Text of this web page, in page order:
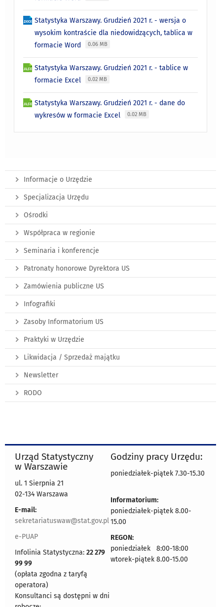
Statystyka Warszawy. Grudzień 2021 r. - wersja o
wysokim kontraście dla niedowidzących, tablica w
formacie Word
0.06 MB
Statystyka Warszawy. Grudzień 2021 r. - tablice w
formacie Excel
0.02 MB
Statystyka Warszawy. Grudzień 2021 r. - dane do
wykresów w formacie Excel
0.02 MB
Informacje o Urzędzie
Specjalizacja Urzędu
Ośrodki
Współpraca w regionie
Seminaria i konferencje
Patronaty honorowe Dyrektora US
Zamówienia publiczne US
Infografiki
Zasoby Informatorium US
Praktyki w Urzędzie
Likwidacja / Sprzedaż majątku
Newsletter
RODO
Urząd Statystyczny
w Warszawie
ul. 1 Sierpnia 21
02-134 Warszawa
E-mail:
sekretariatuswaw@stat.gov.pl
e-PUAP
Infolinia Statystyczna: 22 279
99 99
(opłata zgodna z taryfą
operatora)
Konsultanci są dostępni w dni
Godziny pracy Urzędu:
poniedziałek-piątek 7.30-15.30
Informatorium:
poniedziałek-piątek 8.00-
15.00
REGON:
poniedziałek 8:00-18:00
wtorek-piątek 8.00-15.00